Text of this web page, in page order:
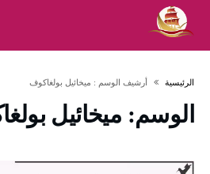
‫الرئيسية‬ ‫أرشيف الوسم :‬ ميخائيل بولغاكوف
الوسم: ميخائيل